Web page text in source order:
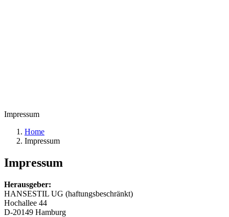
Impressum
Home
Impressum
Impressum
Herausgeber:
HANSESTIL UG (haftungsbeschränkt)
Hochallee 44
D-20149 Hamburg